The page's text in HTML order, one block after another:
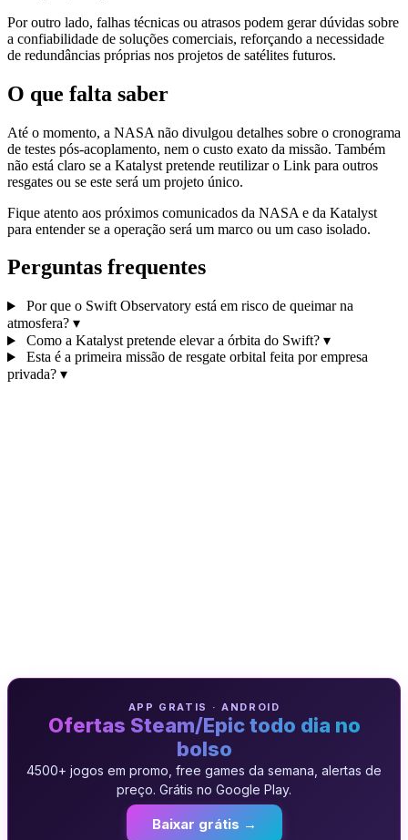
Por outro lado, falhas técnicas ou atrasos podem gerar dúvidas sobre
a confiabilidade de soluções comerciais, reforçando a necessidade
de redundâncias próprias nos projetos de satélites futuros.
O que falta saber
Até o momento, a NASA não divulgou detalhes sobre o cronograma
de testes pós‑acoplamento, nem o custo exato da missão. Também
não está claro se a Katalyst pretende reutilizar o Link para outros
resgates ou se este será um projeto único.
Fique atento aos próximos comunicados da NASA e da Katalyst
para entender se a operação será um marco ou um caso isolado.
Perguntas frequentes
Por que o Swift Observatory está em risco de queimar na
atmosfera? ▾
Como a Katalyst pretende elevar a órbita do Swift? ▾
Esta é a primeira missão de resgate orbital feita por empresa
privada? ▾
APP GRATIS · ANDROID
Ofertas Steam/Epic todo dia no
bolso
4500+ jogos em promo, free games da semana, alertas de
preço. Grátis no Google Play.
Baixar grátis →